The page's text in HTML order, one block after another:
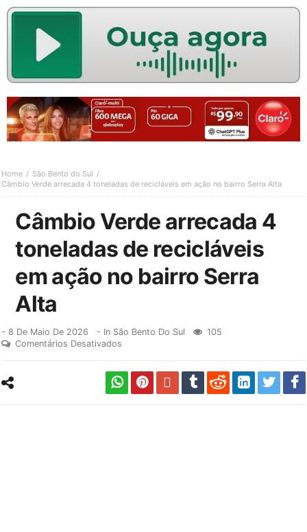
Home
São Bento do Sul
Câmbio Verde arrecada 4 toneladas de recicláveis em ação no bairro Serra Alta
Câmbio Verde arrecada 4
toneladas de recicláveis
em ação no bairro Serra
Alta
-8 De Maio De 2026 - In São Bento Do Sul
105
Comentários Desativados